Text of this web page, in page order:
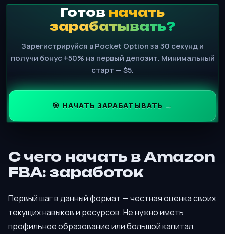
Готов начать
зарабатывать?
Зарегистрируйся в Pocket Option за 30 секунд и
получи бонус +50% на первый депозит. Минимальный
старт — $5.
🎯 НАЧАТЬ ЗАРАБАТЫВАТЬ →
С чего начать в Amazon
FBA: заработок
Первый шаг в данный формат — честная оценка своих
текущих навыков и ресурсов. Не нужно иметь
профильное образование или большой капитал,